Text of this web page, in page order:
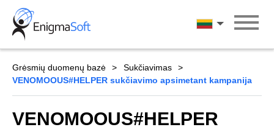
Skip
content
Lietuvių
Grėsmių duomenų bazė
Sukčiavimas
VENOMOOUS#HELPER sukčiavimo apsimetant kampanija
VENOMOOUS#HELPER